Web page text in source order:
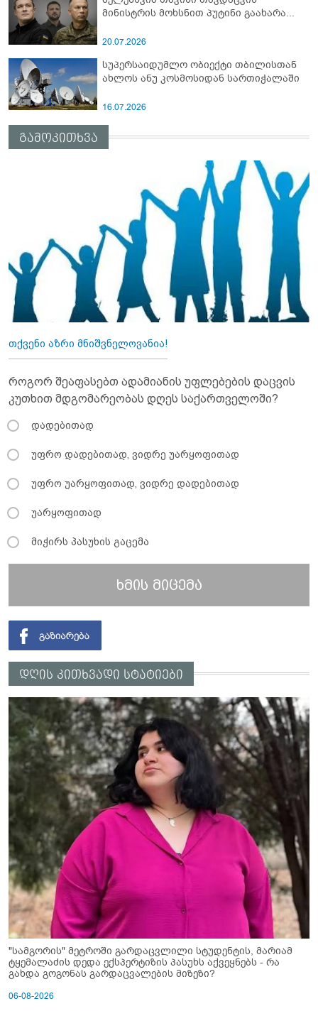
მინისტრის მოხსნით პუტინი გაახარა...
20.07.2026
სუპერსაიდუმლო ობიექტი თბილისთან
ახლოს ანუ კოსმოსიდან სართიჭალაში
16.07.2026
გამოკითხვა
თქვენი აზრი მნიშვნელოვანია!
როგორ შეაფასებთ ადამიანის უფლებების დაცვის
კუთხით მდგომარეობას დღეს საქართველოში?
დადებითად
უფრო დადებითად, ვიდრე უარყოფითად
უფრო უარყოფითად, ვიდრე დადებითად
უარყოფითად
მიჭირს პასუხის გაცემა
ხმის მიცემა
დღის კითხვადი სტატიები
"სამგორის" მეტროში გარდაცვლილი სტუდენტის, მარიამ
ტყემალაძის დედა ექსპერტიზის პასუხს აქვეყნებს - რა
გახდა გოგონას გარდაცვალების მიზეზი?
06-08-2026